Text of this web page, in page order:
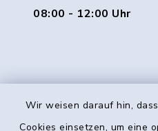
Wir weisen darauf hin,
Cookies einsetzen, um eine
08:00 - 12:00 Uhr